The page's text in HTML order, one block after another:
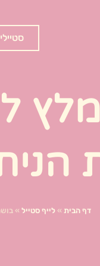
דף הבית »לייף סטייל »